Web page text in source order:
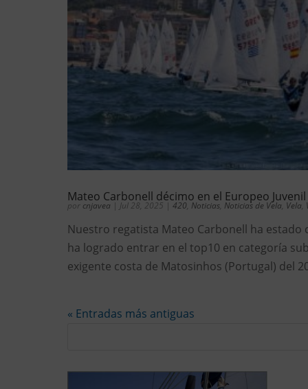
Mateo Carbonell décimo en el Europeo
por cnjavea | Jul 28, 2025 | 420, Noticias, Noticias de Vela, Vela,
Nuestro regatista Mateo Carbonell ha estado
ha logrado entrar en el top10 en categoría
exigente costa de Matosinhos (Portugal) del
« Entradas más antiguas